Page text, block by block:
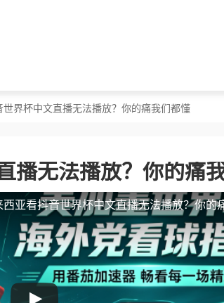
界杯中文直播无法播放？你的痛我们都懂
播无法播放？你的痛
西亚看抖音世界杯中文直播无法播放？你的